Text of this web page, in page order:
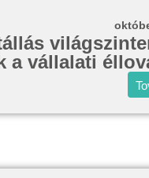
a vállalati